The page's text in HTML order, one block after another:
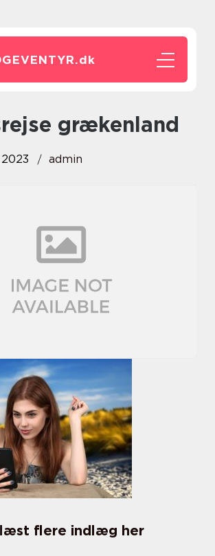
dk
grækenland
admin
læst flere indlæg her